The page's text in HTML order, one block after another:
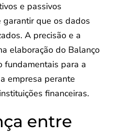
e passivos
garantir que os dados
A precisão e a
elaboração do Balanço
fundamentais para a
empresa perante
financeiras.
entre